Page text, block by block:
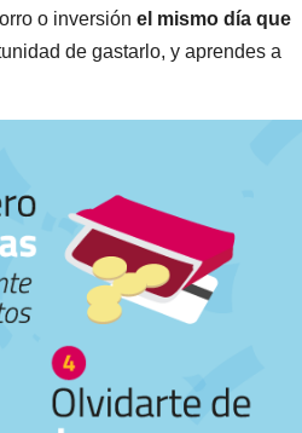
o inversión el mismo día que
de gastarlo, y aprendes a